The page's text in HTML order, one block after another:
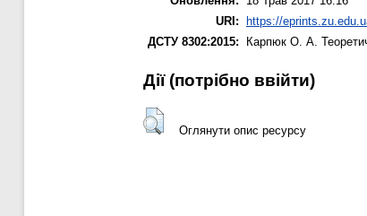
URI:
https://
ДСТУ 8302:2015:
Карпюк О. А.
Дії ​​(потрібно ввійти)
Оглянути опис ресурсу